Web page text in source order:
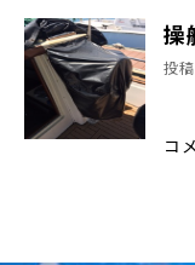
操
投
コ